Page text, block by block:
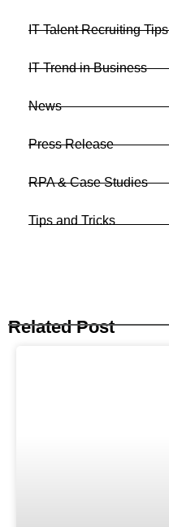
IT Talent Recruiting Tips
IT Trend in Business
News
Press Release
RPA & Case Studies
Tips and Tricks
Related Post